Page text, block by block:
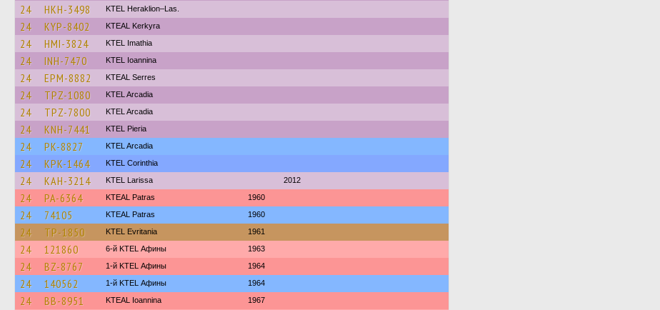
24 HKH-3498 KTEL Heraklion–Las.
24 KYP-8402 KTEAL Kerkyra
24 HMI-3824 KTEL Imathia
24 INH-7470 KTEL Ioannina
24 EPM-8882 KTEAL Serres
24 TPZ-1080 KTEL Arcadia
24 TPZ-7800 KTEL Arcadia
24 KNH-7441 KTEL Pieria
24 PK-8827 KTEL Arcadia
24 KPK-1464 KTEL Corinthia
24 KAH-3214 KTEL Larissa 2012
24 PA-6364 KTEAL Patras 1960
24 74105 KTEAL Patras 1960
24 TP-1850 ΚΤΕL Evritania 1961
24 121860 6-й KTEL Афины 1963
24 BZ-8767 1-й KTEL Афины 1964
24 140562 1-й KTEL Афины 1964
24 BB-8951 KTEAL Ioannina 1967